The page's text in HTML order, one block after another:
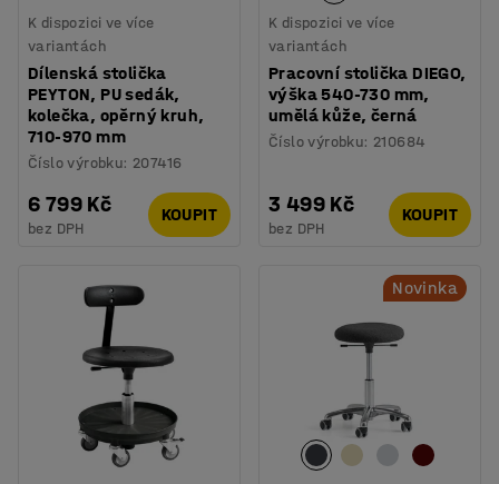
K dispozici ve více
variantách
Dílenská stolička
PEYTON, PU sedák,
kolečka, opěrný kruh,
710-970 mm
Číslo výrobku: 207416
6 799 Kč
bez DPH
KOUPIT
K dispozici ve více
variantách
Pracovní stolička DIEGO,
výška 540-730 mm,
umělá kůže, černá
Číslo výrobku: 210684
3 499 Kč
bez DPH
KOUPIT
Novinka